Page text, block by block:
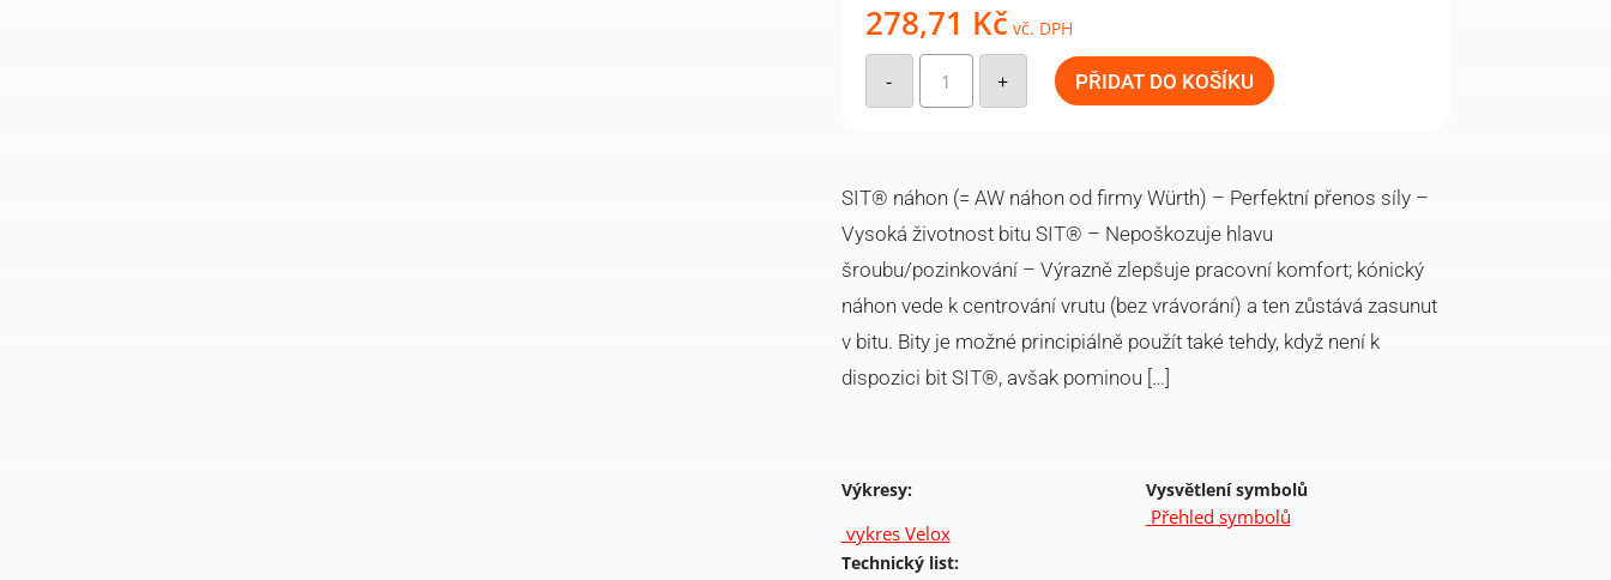
278,71 Kč vč. DPH
-
VELOX®
SIT,
pozinkovaný,
dílčí
(100
ks)
množství
+ PŘIDAT DO KOŠÍKU
SIT® náhon (= AW náhon od firmy Würth) – Perfektní přenos síly –
Vysoká životnost bitu SIT® – Nepoškozuje hlavu
šroubu/pozinkování – Výrazně zlepšuje pracovní komfort; kónický
náhon vede k centrování vrutu (bez vrávorání) a ten zůstává zasunut
v bitu. Bity je možné principiálně použít také tehdy, když není k
dispozici bit SIT®, avšak pominou […]
Vysvětlení symbolů
Přehled symbolů
Výkresy:
vykres Velox
Technický list: